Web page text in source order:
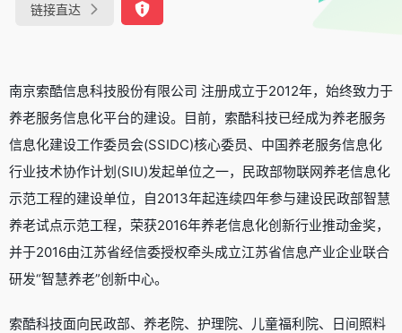
链接直达
南京索酷信息科技股份有限公司 注册成立于2012年，始终致力于
养老服务信息化平台的建设。目前，索酷科技已经成为养老服务
信息化建设工作委员会(SSIDC)核心委员、中国养老服务信息化
行业技术协作计划(SIU)发起单位之一，民政部物联网养老信息化
示范工程的建设单位，自2013年起连续四年参与建设民政部智慧
养老试点示范工程，荣获2016年养老信息化创新行业推动金奖，
并于2016由江苏省经信委授权牵头成立江苏省信息产业企业联合
研发“智慧养老”创新中心。
索酷科技面向民政部、养老院、护理院、儿童福利院、日间照料